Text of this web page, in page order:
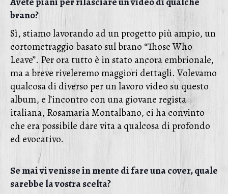
brano?
Sì, stiamo lavorando ad un progetto più ampio, un
cortometraggio basato sul brano “Those Who
Leave”. Per ora tutto è in stato ancora embrionale,
ma a breve riveleremo maggiori dettagli. Volevamo
qualcosa di diverso per un lavoro video su questo
album, e l’incontro con una giovane regista
italiana, Rosamaria Montalbano, ci ha convinto
che era possibile dare vita a qualcosa di profondo
ed evocativo.
Se mai vi venisse in mente di fare una cover, quale
sarebbe la vostra scelta?